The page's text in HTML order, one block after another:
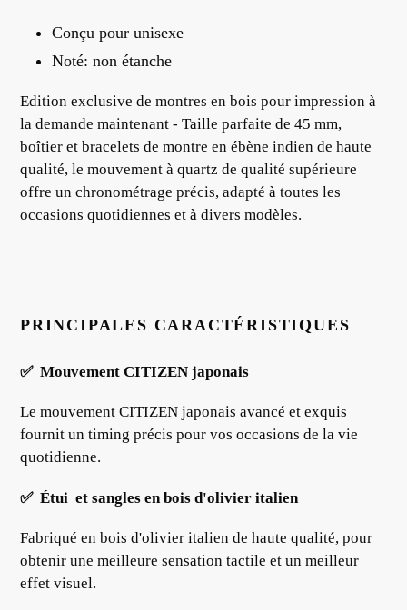
Conçu pour unisexe
Noté: non étanche
Edition exclusive de montres en bois pour impression à
la demande maintenant - Taille parfaite de 45 mm,
boîtier et bracelets de montre en ébène indien de haute
qualité, le mouvement à quartz de qualité supérieure
offre un chronométrage précis, adapté à toutes les
occasions quotidiennes et à divers modèles.
PRINCIPALES CARACTÉRISTIQUES
✅ Mouvement CITIZEN japonais
Le mouvement CITIZEN japonais avancé et exquis
fournit un timing précis pour vos occasions de la vie
quotidienne.
✅ Étui et sangles en bois d'olivier italien
Fabriqué en bois d'olivier italien de haute qualité, pour
obtenir une meilleure sensation tactile et un meilleur
effet visuel.